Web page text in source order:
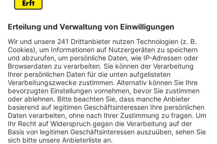
werden. Die ersten Arbeiten starten am Mittwoch.
Anzeige
Für den notwendigen Umbau richtet die Stadt am
Mittwoch die Verkehrsführung ein, am Donnerstag
sollen dann die eigentlichen Arbeiten beginnen. Bislang
versperren geparkte Autos direkt an den Ein- und
Ausfahrtspuren die Sicht auf Fußgänger und Radfahrer.
Durch den Umbau werden die Zu- und Ausfahrten